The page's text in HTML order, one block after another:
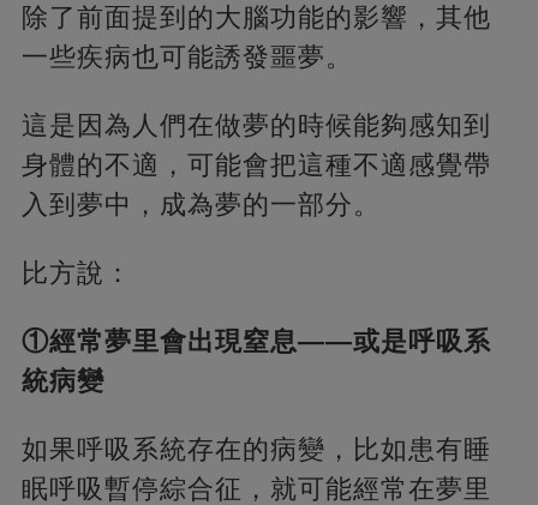
除了前面提到的大腦功能的影響，其他
一些疾病也可能誘發噩夢。
這是因為人們在做夢的時候能夠感知到
身體的不適，可能會把這種不適感覺帶
入到夢中，成為夢的一部分。
比方說：
①經常夢里會出現窒息——或是呼吸系
統病變
如果呼吸系統存在的病變，比如患有睡
眠呼吸暫停綜合征，就可能經常在夢里